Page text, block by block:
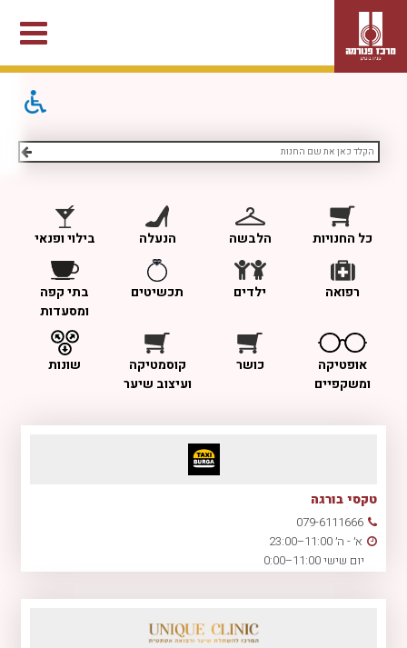
כל החנויות הלבשה הנעלה בילוי ופנאי
רפואה ילדים
שונות
תכשיטים
בתי קפה
ומסעדות
אופטיקה
ומשקפיים
כושר
קוסמטיקה
ועיצוב שיער
טקסי בורגה
079-6111666
א׳ - ה׳ 11:00–23:00
יום שישי 11:00–0:00